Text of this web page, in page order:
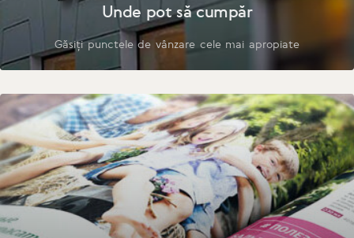
Unde pot să cumpăr
Găsiți punctele de vânzare cele mai apropiate